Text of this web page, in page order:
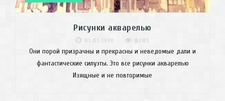
Рисунки акварелью
01.01.1970 8285
Они порой призрачны и прекрасны и неведомые дали и
фантастические силуэты. Это все рисунки акварелью
Изящные и не повторимые